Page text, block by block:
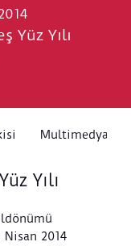
Yüz Yılı
Multimedya
Yılı
2014